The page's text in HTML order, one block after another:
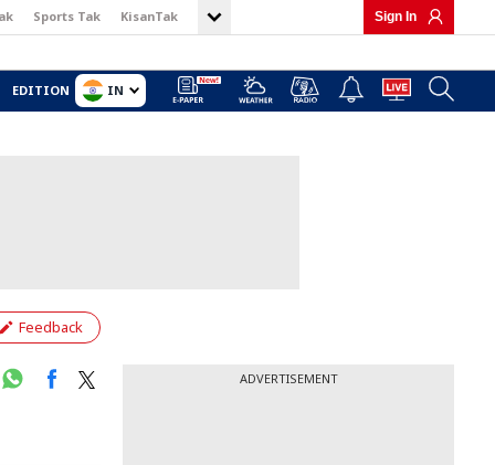
Sports Tak KisanTak Sign In
EDITION IN
Feedback
ADVERTISEMENT